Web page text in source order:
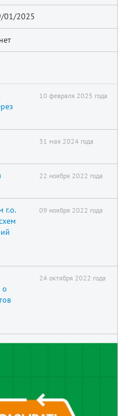
01/2025
10 февраля 2025 года
31 мая 2024 года
22 ноября 2022 года
г.о.
09 ноября 2022 года
о
24 октября 2022 года